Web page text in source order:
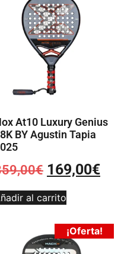
At10 Luxury Genius
BY Agustin Tapia
€ 169,00€
al carrito
¡Oferta!